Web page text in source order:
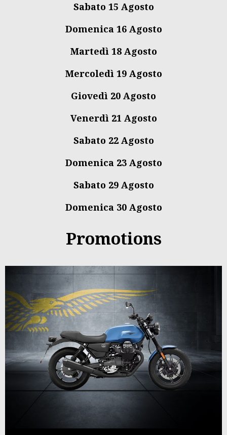
Sabato 15 Agosto
Domenica 16 Agosto
Martedì 18 Agosto
Mercoledì 19 Agosto
Giovedì 20 Agosto
Venerdì 21 Agosto
Sabato 22 Agosto
Domenica 23 Agosto
Sabato 29 Agosto
Domenica 30 Agosto
Promotions